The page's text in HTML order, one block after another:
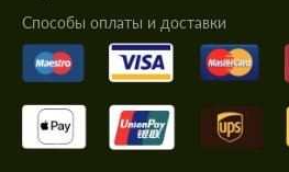
Cпособы оплаты и доставки